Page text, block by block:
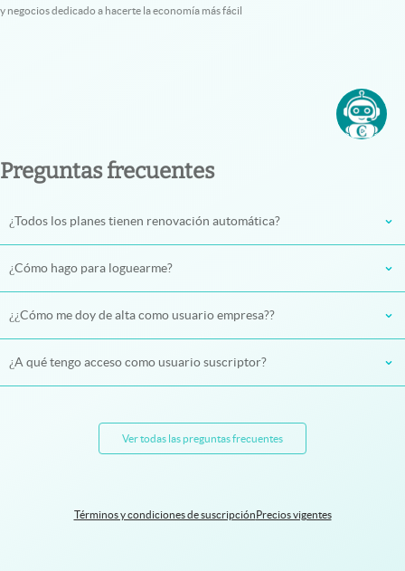
y negocios dedicado a hacerte la economía más fácil
Preguntas frecuentes
¿Todos los planes tienen renovación automática?
¿Cómo hago para loguearme?
¿¿Cómo me doy de alta como usuario empresa??
¿A qué tengo acceso como usuario suscriptor?
Ver todas las preguntas frecuentes
Términos y condiciones de suscripción Precios vigentes